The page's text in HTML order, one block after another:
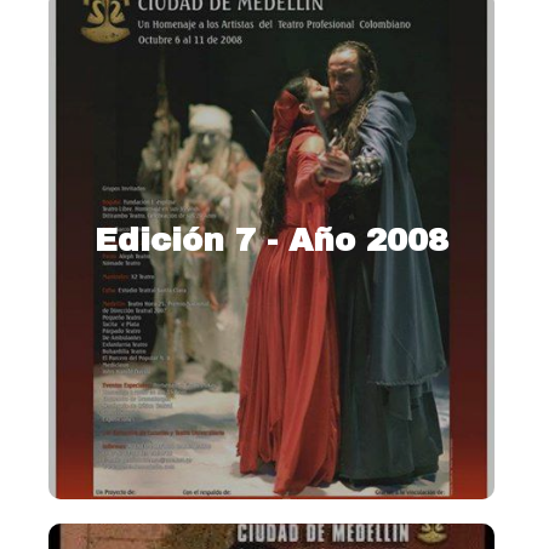
Edición 7 - Año 2008
2008 – Un homenaje a los
artistas del teatro profesional
colombiano
Ver más